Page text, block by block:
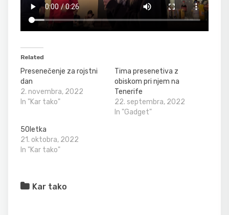
Related
Presenečenje za rojstni
dan
2. novembra, 2022
In "Kar tako"
Tima presenetiva z
obiskom pri njem na
Tenerife
22. septembra, 2022
In "Gadget"
50letka
21. oktobra, 2022
In "Kar tako"
Kar tako